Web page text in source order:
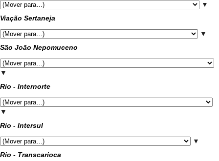
▼
Viação Sertaneja
▼
São João Nepomuceno
▼
Rio - Internorte
▼
Rio - Intersul
▼
Rio - Transcarioca